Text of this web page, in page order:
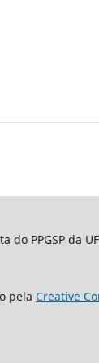
do PPGSP da
pela Creative